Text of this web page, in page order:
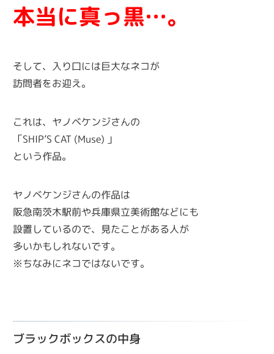
本当に真っ黒…。
そして、入り口には巨大なネコが
訪問者をお迎え。
これは、ヤノベケンジさんの
「SHIP’S CAT (Muse) 」
という作品。
ヤノベケンジさんの作品は
阪急南茨木駅前や兵庫県立美術館などにも
設置しているので、見たことがある人が
多いかもしれないです。
※ちなみにネコではないです。
ブラックボックスの中身